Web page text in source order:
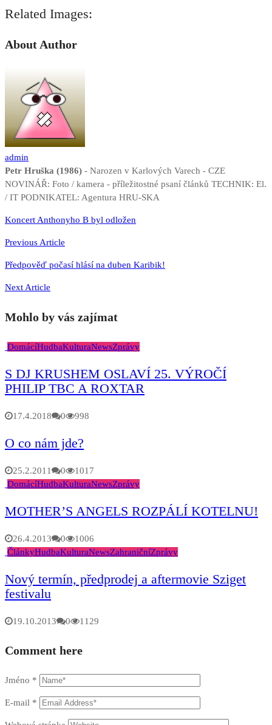
Related Images:
About Author
admin
Petr Hruška (1986) - Narozen v Karlových Varech - CZE
NOVINÁŘ: Foto / kamera - příležitostné psaní článků TECHNIK: El.
/ IT PODNIKATEL: Agentura HRU-SKA
Navigace
pro
Koncert Anthonyho B byl odložen
Previous Article
Předpověď počasí hlásí na duben Karibik!
Next Article
Mohlo by vás zajímat
DomácíHudbaKulturaNewsZprávy
S DJ KRUSHEM OSLAVÍ 25. VÝROČÍ
PHILIP TBC A ROXTAR
17.4.2018 0 998
O co nám jde?
25.2.2011 0
1017
DomácíHudbaKulturaNewsZprávy
MOTHER’S ANGELS ROZPÁLÍ KOTELNU!
26.4.2013 0
1006
ČlánkyHudbaKulturaNewsZahraničníZprávy
Nový termín, předprodej a aftermovie Sziget
festivalu
19.10.2013 0 1129
Comment here
Jméno *
E-mail *